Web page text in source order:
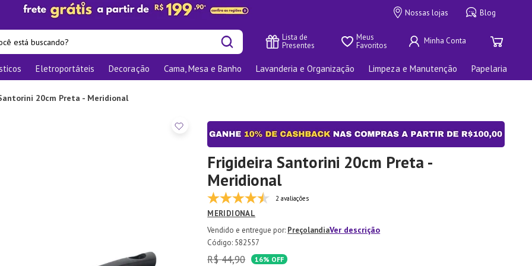
Nossas lojas Blog
está buscando?
Lista de
Presentes
Meus
Favoritos
Eletroportáteis Decoração Cama, Mesa e Banho Lavanderia e Organização Limpeza e Manutenção Papelaria
20cm Preta - Meridional
Frigideira Santorini 20cm Preta -
Meridional
2 avaliações
MERIDIONAL
PreçolandiaVer descrição
: 582557
R$ 44,90 16% OFF
buscados